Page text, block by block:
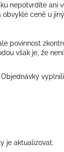
nepotvrdíte ani
ceně u
povinnost
však je, že
je aktualizovat.